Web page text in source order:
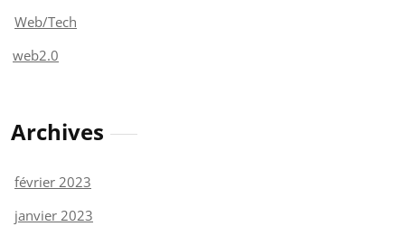
Web/Tech
web2.0
Archives
février 2023
janvier 2023